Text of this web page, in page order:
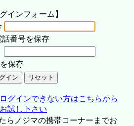
グインフォーム】
話番号を保存
保存
グインできない方はこちらから
お試し下さい
らノジマの携帯コーナーまでお